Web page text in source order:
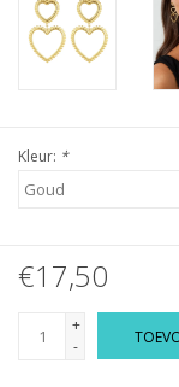
Kleur: *
€17,50
+
-